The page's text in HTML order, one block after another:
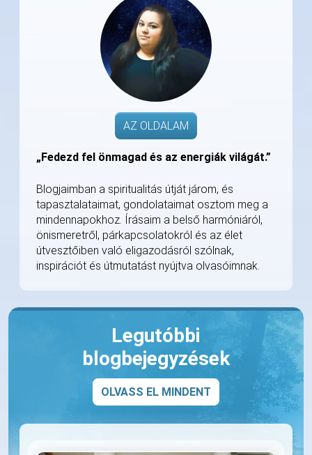
AZ OLDALAM
„Fedezd fel önmagad és az energiák világát.”
Blogjaimban a spiritualitás útját járom, és
tapasztalataimat, gondolataimat osztom meg a
mindennapokhoz. Írásaim a belső harmóniáról,
önismeretről, párkapcsolatokról és az élet
útvesztőiben való eligazodásról szólnak,
inspirációt és útmutatást nyújtva olvasóimnak.
Legutóbbi
blogbejegyzések
OLVASS EL MINDENT